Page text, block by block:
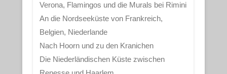
Verona, Flamingos und die Murals bei Rimini
An die Nordseeküste von Frankreich,
Belgien, Niederlande
Nach Hoorn und zu den Kranichen
Die Niederländischen Küste zwischen